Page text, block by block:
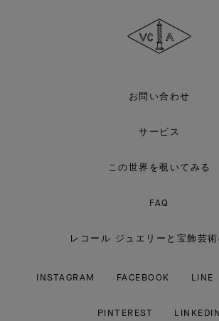
ン
ク
リ
ー
ア
ル
お問い合わせ
サービス
この世界を覗いてみる
FAQ
レコール ジュエリーと宝飾芸
INSTAGRAM FACEBOOK LINE
PINTEREST LINKEDIN